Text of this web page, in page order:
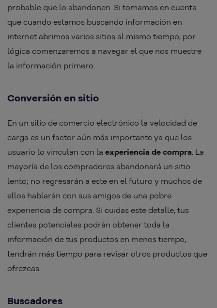
probable que lo abandonen. Si tomamos en cuenta
que cuando estamos buscando información en
internet abrimos varios sitios al mismo tiempo, por
lógica comenzaremos a navegar el que nos muestre
la información primero.
Conversión en sitio
En un sitio de comercio electrónico la velocidad de
carga es un factor aún más importante ya que los
usuario lo vinculan con la experiencia de compra . La
mayoría de los compradores abandonará un sitio
lento; no regresarán a este en el futuro y muchos de
ellos hablarán con sus amigos de una pobre
experiencia de compra. Si cuidas este detalle, tus
clientes potenciales podrán obtener toda la
información de tus productos en menos tiempo;
tendrán más tiempo para revisar otros productos que
ofrezcas.
Buscadores